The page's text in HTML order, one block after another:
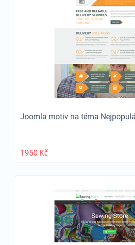
Joomla motiv na téma
1950 Kč